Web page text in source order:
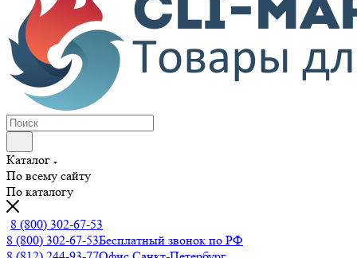
Каталог
По всему сайту
По каталогу
8 (800) 302-67-53
8 (800) 302-67-53Бесплатный звонок по РФ